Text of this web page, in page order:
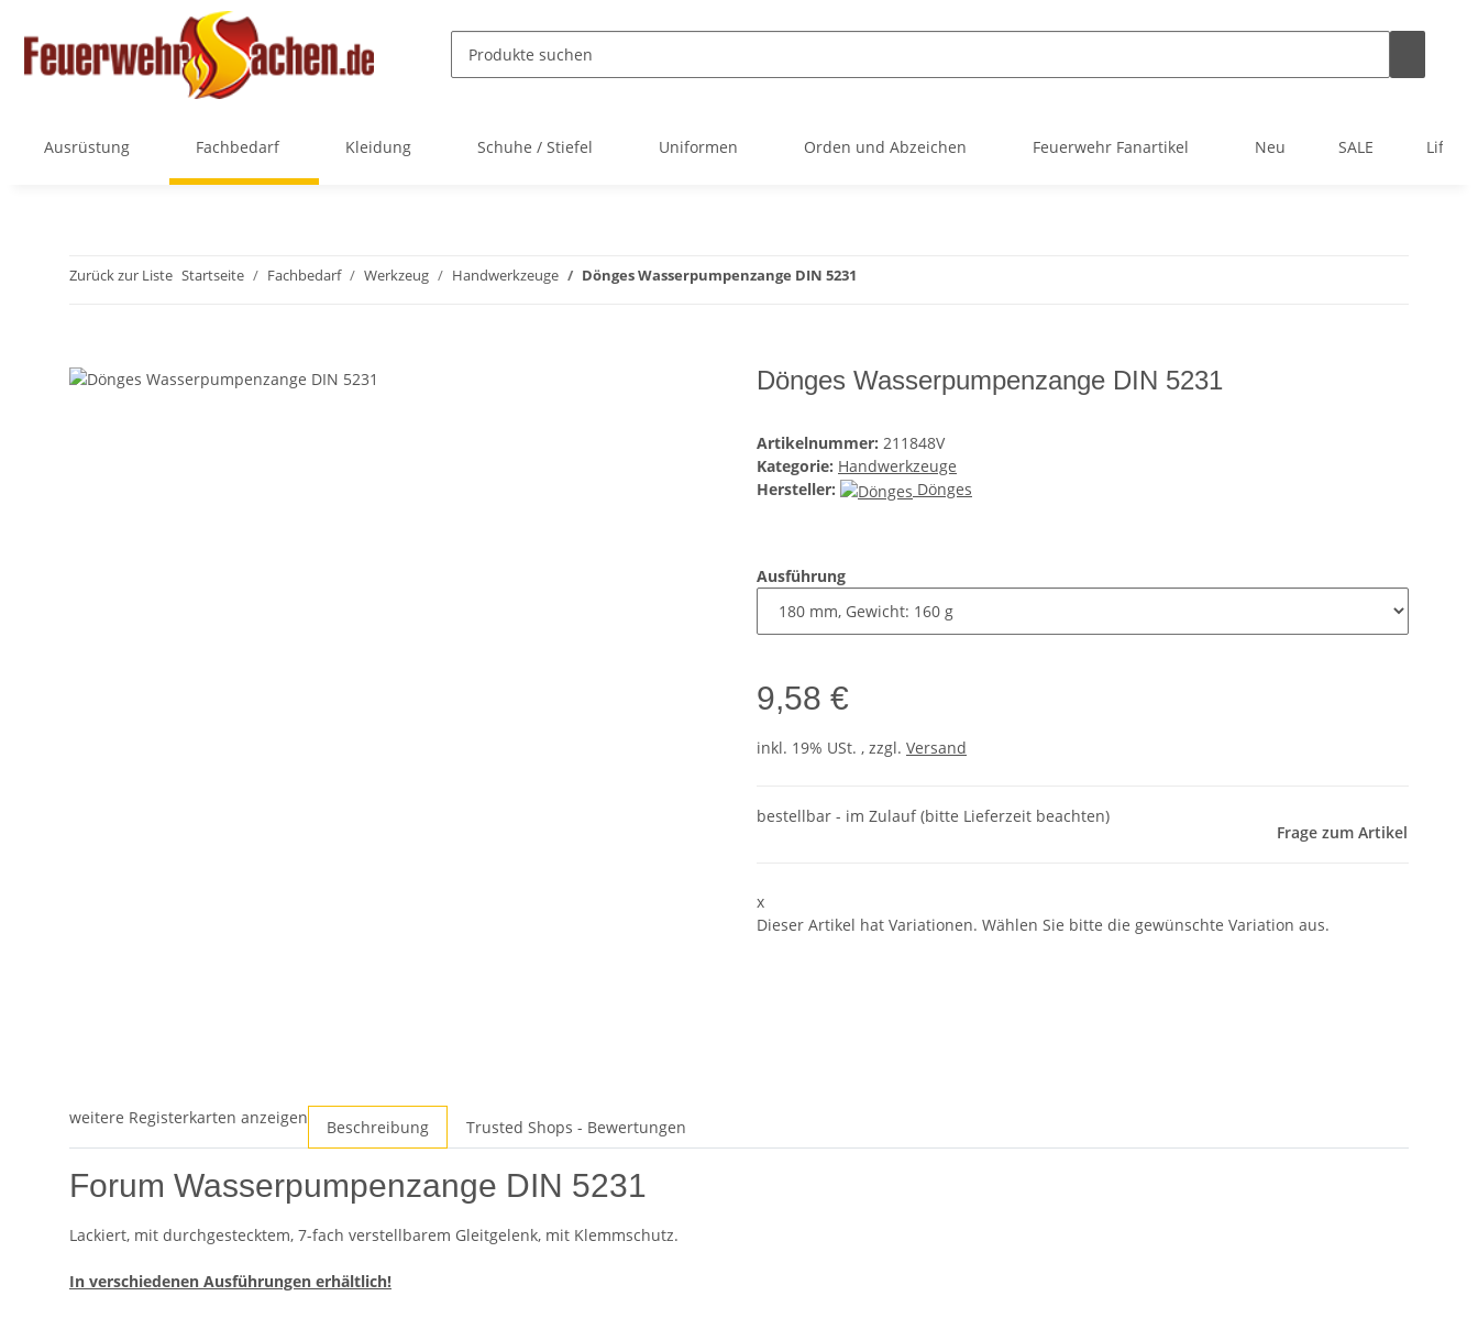
Ausrüstung Fachbedarf Kleidung Schuhe / Stiefel Uniformen Orden und Abzeichen Feuerwehr Fanartikel Neu SALE
Zurück zur Liste Startseite Fachbedarf Werkzeug Handwerkzeuge Dönges Wasserpumpenzange DIN 5231
Dönges Wasserpumpenzange DIN 5231
Artikelnummer: 211848V
Kategorie: Handwerkzeuge
Hersteller:
Dönges
Ausführung
9,58 €
inkl. 19% USt. , zzgl. Versand
bestellbar - im Zulauf (bitte Lieferzeit beachten)
Frage zum Artikel
x
Dieser Artikel hat Variationen. Wählen Sie bitte die gewünschte Variation aus.
weitere Registerkarten anzeigen Beschreibung Trusted Shops - Bewertungen
Forum Wasserpumpenzange DIN 5231
Lackiert, mit durchgestecktem, 7-fach verstellbarem Gleitgelenk, mit Klemmschutz.
In verschiedenen Ausführungen erhältlich!